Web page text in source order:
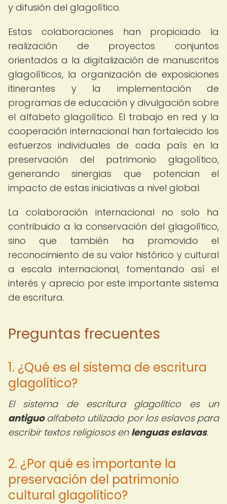
y difusión del glagolítico.
Estas colaboraciones han propiciado la
realización de proyectos conjuntos
orientados a la digitalización de manuscritos
glagolíticos, la organización de exposiciones
itinerantes y la implementación de
programas de educación y divulgación sobre
el alfabeto glagolítico. El trabajo en red y la
cooperación internacional han fortalecido los
esfuerzos individuales de cada país en la
preservación del patrimonio glagolítico,
generando sinergias que potencian el
impacto de estas iniciativas a nivel global.
La colaboración internacional no solo ha
contribuido a la conservación del glagolítico,
sino que también ha promovido el
reconocimiento de su valor histórico y cultural
a escala internacional, fomentando así el
interés y aprecio por este importante sistema
de escritura.
Preguntas frecuentes
1. ¿Qué es el sistema de escritura
glagolítico?
El sistema de escritura glagolítico es un
antiguoalfabeto utilizado por los eslavos para
escribir textos religiosos en lenguas eslavas.
2. ¿Por qué es importante la
preservación del patrimonio
cultural glagolítico?